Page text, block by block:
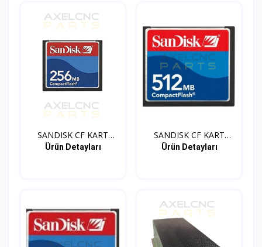
SANDISK CF KART
ADAPTOR...
Ürün Detayları
SANDISK CF KART
ADAPTOR...
Ürün Detayları